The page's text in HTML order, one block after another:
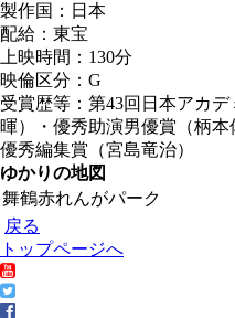
製作国：日本
配給：東宝
上映時間：130分
映倫区分：G
受賞歴等：第43回日本アカ
暉）・優秀助演男優賞（柄
優秀編集賞（宮島竜治）
ゆかりの地図
舞鶴赤れんがパーク
戻る
トップページへ